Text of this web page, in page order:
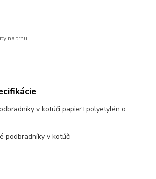
na trhu.
v kotúči papier+polyetylén o
podbradníky v kotúči